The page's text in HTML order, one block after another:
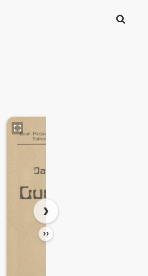
Otsing
››
›